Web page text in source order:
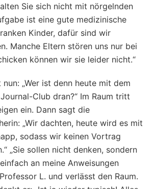
Sie sich nicht mit nörgelnden
ist eine gute medizinische
Kinder, dafür sind wir
Manche Eltern stören uns nur bei
können wir sie leider nicht.“
„Wer ist denn heute mit dem
Club dran?“ Im Raum tritt
ein. Dann sagt die
„Wir dachten, heute wird es mit
sodass wir keinen Vortrag
„Sie sollen nicht denken, sondern
an meine Anweisungen
L. und verlässt den Raum.